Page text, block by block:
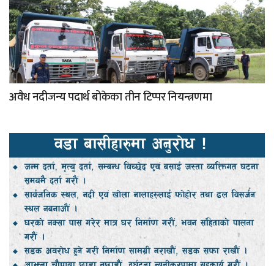
अवैध नदीजन्य पदार्थ बोकेका तीन टिप्पर नियन्त्रणमा